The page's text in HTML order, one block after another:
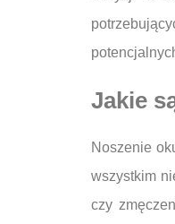
Jakie
Noszenie
wszystkim
czy